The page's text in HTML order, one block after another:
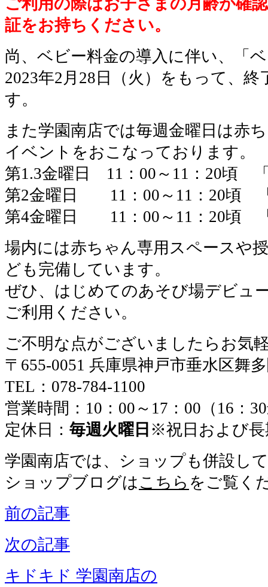
証をお持ちください。
尚、ベビー料金の導入に伴い、「
2023年2月28日（火）をもって、
す。
また学園南店では毎週金曜日は赤
イベントをおこなっております。
第1.3金曜日 11：00～11：20頃
第2金曜日 11：00～11：20頃
第4金曜日 11：00～11：20頃
場内には赤ちゃん専用スペースや
ども完備しています。
ぜひ、はじめてのあそび場デビュ
ご利用ください。
ご不明な点がございましたらお気
〒655-0051 兵庫県神戸市垂水区舞
TEL：078-784-1100
営業時間：10：00～17：00（16：
定休日： 毎週火曜日 ※祝日および長
学園南店では、ショップも併設し
ショップブログは こちら をご覧く
前の記事
次の記事
キドキド 学園南店の